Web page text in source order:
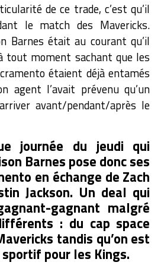
de ce trade, c’est qu’il
le match des Mavericks.
Barnes était au courant qu’il
tout moment sachant que les
étaient déjà entamés
agent l’avait prévenu qu’un
avant/pendant/après le
journée du jeudi qui
Barnes pose donc ses
en échange de Zach
Jackson. Un deal qui
gagnant malgré
: du cap space
tandis qu’on est
pour les Kings.